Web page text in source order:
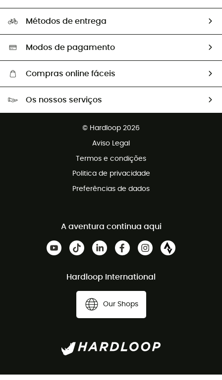
Trocas & Devoluções
Os nossos embaixadores
Seleção eco-responsável
Métodos de entrega
Modos de pagamento
Compras online fáceis
Devoluções gratuitas em 100 dias
Os nossos serviços
© Hardloop 2026
Aviso Legal
Termos e condições
Politica de privacidade
Preferências de dados
A aventura continua aqui
Hardloop International
Our Shops